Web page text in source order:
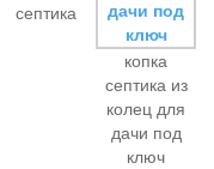
септика
копка
септика из
колец для
дачи под
ключ